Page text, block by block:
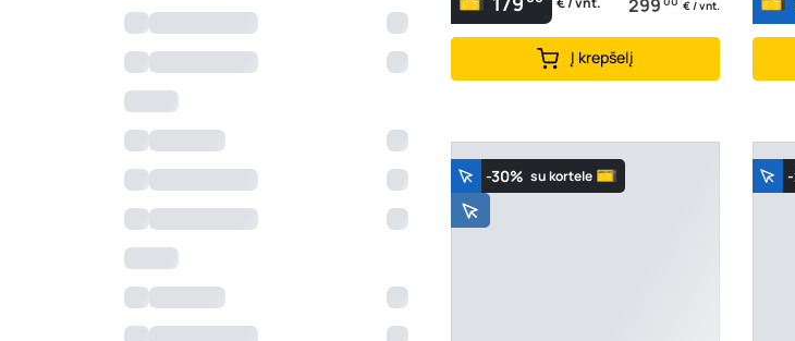
299 € / vnt.
Į krepšelį
-30% su kortele